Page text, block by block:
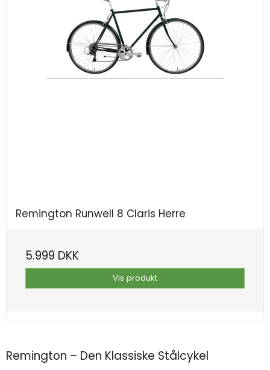
Remington Runwell 8 Claris Herre
5.999 DKK
Vis produkt
Remington – Den Klassiske Stålcykel